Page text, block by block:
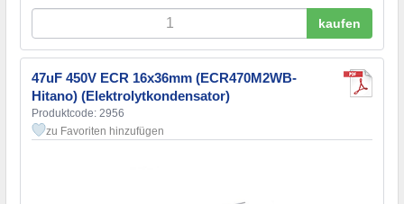
kaufen
47uF 450V ECR 16x36mm (ECR470M2WB-
Hitano) (Elektrolytkondensator)
Produktcode: 2956
zu Favoriten hinzufügen